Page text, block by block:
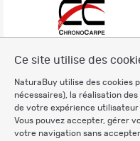
Ce site utilise des
NaturaBuy utilise des cookies
nécessaires), la réalisation
de votre expérience
Vous pouvez accepter, gérer
votre navigation sans accepter.
Charte éthique
Mentions légales
Règlement & Conditions
Politique de protection